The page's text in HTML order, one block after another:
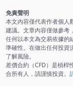
免責聲明
本文內容僅代表作者個人
建議。文章內容僅做參考
任何以本文為交易依據的
準確性。在做出任何投資
了解風險。
差價合約（CFD）是槓桿
合所有人，請謹慎投資。